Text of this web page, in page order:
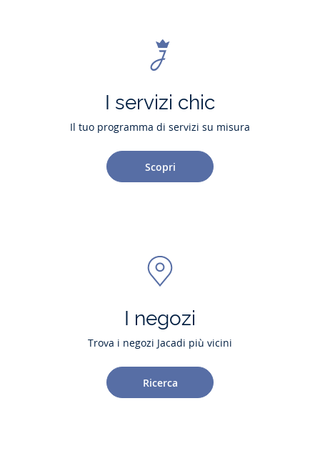
I servizi chic
Il tuo programma di servizi su misura
Scopri
I negozi
Trova i negozi Jacadi più vicini
Ricerca